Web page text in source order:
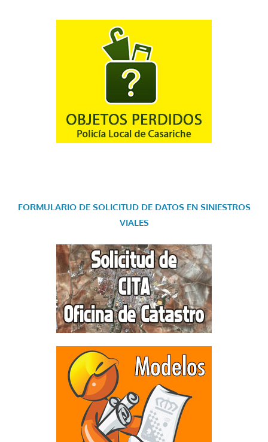
FORMULARIO DE SOLICITUD DE DATOS EN SINIESTROS
VIALES